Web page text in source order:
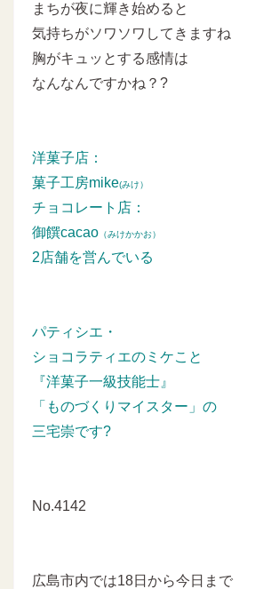
まちが夜に輝き始めると
気持ちがソワソワしてきますね
胸がキュッとする感情は
なんなんですかね？?
洋菓子店：
菓子工房mike(みけ）
チョコレート店：
御饌cacao （みけかかお）
2店舗を営んでいる
パティシエ・
ショコラティエのミケこと
『洋菓子一級技能士』
「ものづくりマイスター」の
三宅崇です?
No.4142
広島市内では18日から今日まで